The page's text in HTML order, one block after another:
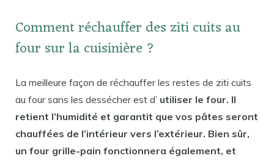
Comment réchauffer des ziti cuits au
four sur la cuisinière ?
La meilleure façon de réchauffer les restes de ziti cuits
au four sans les dessécher est d’ utiliser le four. Il
retient l’humidité et garantit que vos pâtes seront
chauffées de l’intérieur vers l’extérieur. Bien sûr,
un four grille-pain fonctionnera également, et